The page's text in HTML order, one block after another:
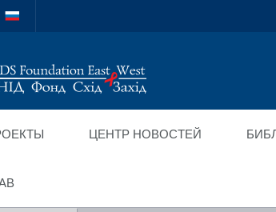
благодійний
Схід-Захід"
ЦЕНТР НОВОСТЕЙ